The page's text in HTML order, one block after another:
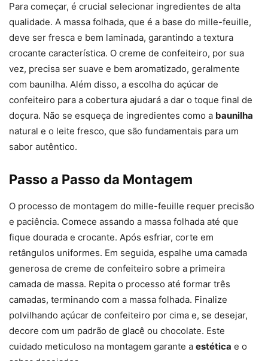
Para começar, é crucial selecionar ingredientes de alta
qualidade. A massa folhada, que é a base do mille-feuille,
deve ser fresca e bem laminada, garantindo a textura
crocante característica. O creme de confeiteiro, por sua
vez, precisa ser suave e bem aromatizado, geralmente
com baunilha. Além disso, a escolha do açúcar de
confeiteiro para a cobertura ajudará a dar o toque final de
doçura. Não se esqueça de ingredientes como a baunilha
natural e o leite fresco, que são fundamentais para um
sabor autêntico.
Passo a Passo da Montagem
O processo de montagem do mille-feuille requer precisão
e paciência. Comece assando a massa folhada até que
fique dourada e crocante. Após esfriar, corte em
retângulos uniformes. Em seguida, espalhe uma camada
generosa de creme de confeiteiro sobre a primeira
camada de massa. Repita o processo até formar três
camadas, terminando com a massa folhada. Finalize
polvilhando açúcar de confeiteiro por cima e, se desejar,
decore com um padrão de glacê ou chocolate. Este
cuidado meticuloso na montagem garante a estética e o